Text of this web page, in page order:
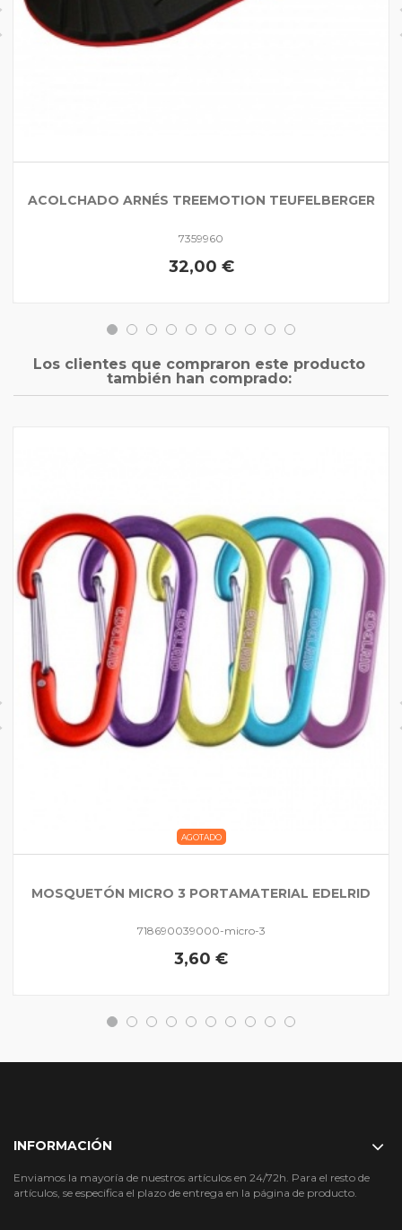
ACOLCHADO ARNÉS TREEMOTION TEUFELBERGER
7359960
32,00 €
Los clientes que compraron este producto
también han comprado:
AGOTADO
MOSQUETÓN MICRO 3 PORTAMATERIAL EDELRID
718690039000-micro-3
3,60 €
INFORMACIÓN
Enviamos la mayoría de nuestros artículos en 24/72h. Para el resto de
artículos, se especifica el plazo de entrega en la página de producto.